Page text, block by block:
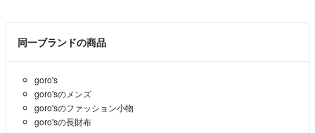
ゆえに付属品が揃ってない場合がございます。
商品状態は掲載前に十分な確認を行っておりますが、重大な見落としが
ございました際はご返品を承ります。サイズが合わない、イメージが違
う、間違えた等お客様都合での返品はお受けしておりません。
・ご注文の商品と異なる商品が届いた場合
同一ブランドの商品
goro's
goro'sのメンズ
goro'sのファッション小物
goro'sの長財布